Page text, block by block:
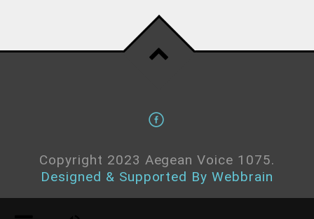
Copyright 2023 Aegean Voice 1075.
Designed & Supported By Webbrain